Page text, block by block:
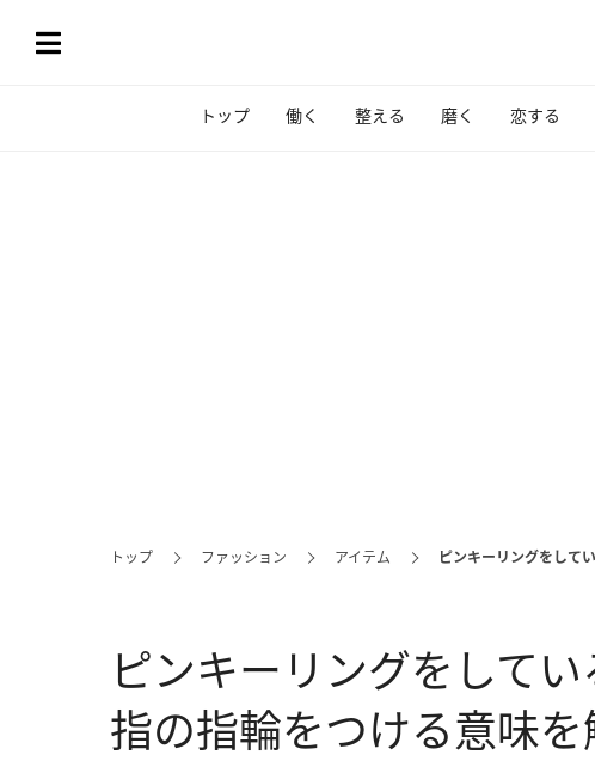
トップ 働く 整える 磨く 恋する
トップ ファッション アイテム ピンキーリングをして
ピンキーリングをして
指の指輪をつける意味を